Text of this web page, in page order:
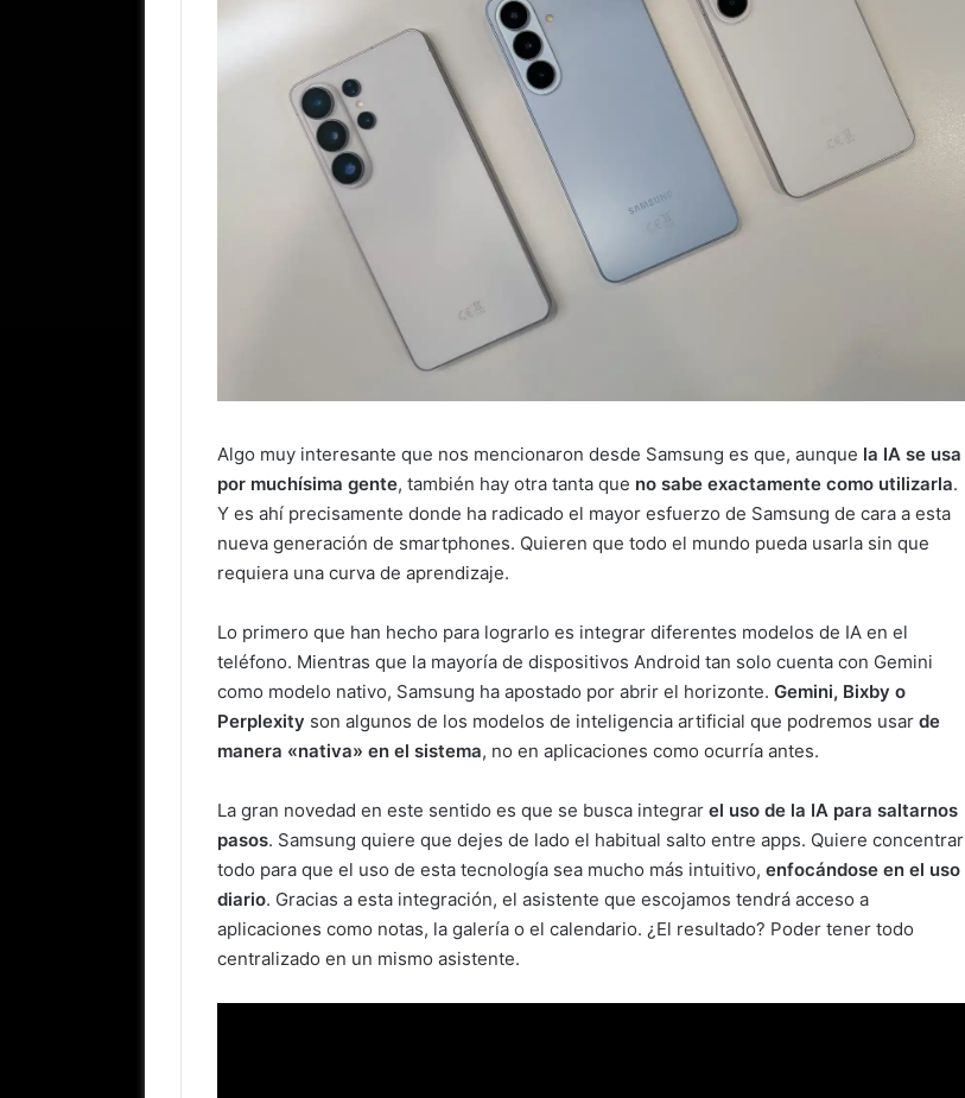
Algo muy interesante que nos mencionaron desde Samsung es que, aunque la IA se usa
por muchísima gente, también hay otra tanta que no sabe exactamente como utilizarla.
Y es ahí precisamente donde ha radicado el mayor esfuerzo de Samsung de cara a esta
nueva generación de smartphones. Quieren que todo el mundo pueda usarla sin que
requiera una curva de aprendizaje.
Lo primero que han hecho para lograrlo es integrar diferentes modelos de IA en el
teléfono. Mientras que la mayoría de dispositivos Android tan solo cuenta con Gemini
como modelo nativo, Samsung ha apostado por abrir el horizonte. Gemini, Bixby o
Perplexity son algunos de los modelos de inteligencia artificial que podremos usar de
manera «nativa» en el sistema, no en aplicaciones como ocurría antes.
La gran novedad en este sentido es que se busca integrar el uso de la IA para saltarnos
pasos. Samsung quiere que dejes de lado el habitual salto entre apps. Quiere concentrar
todo para que el uso de esta tecnología sea mucho más intuitivo, enfocándose en el uso
diario. Gracias a esta integración, el asistente que escojamos tendrá acceso a
aplicaciones como notas, la galería o el calendario. ¿El resultado? Poder tener todo
centralizado en un mismo asistente.